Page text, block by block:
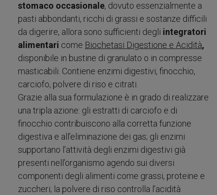
stomaco occasionale, dovuto essenzialmente a
pasti abbondanti, ricchi di grassi e sostanze difficili
da digerire, allora sono sufficienti degli integratori
alimentari come Biochetasi Digestione e Acidità,
disponibile in bustine di granulato o in compresse
masticabili. Contiene enzimi digestivi, finocchio,
carciofo, polvere di riso e citrati.
Grazie alla sua formulazione è in grado di realizzare
una tripla azione: gli estratti di carciofo e di
finocchio contribuiscono alla corretta funzione
digestiva e all’eliminazione dei gas; gli enzimi
supportano l’attività degli enzimi digestivi già
presenti nell’organismo agendo sui diversi
componenti degli alimenti come grassi, proteine e
zuccheri; la polvere di riso controlla l’acidità